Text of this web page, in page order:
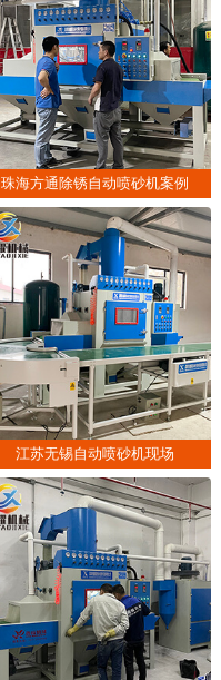
珠海方通除锈自动喷砂机案例
江苏无锡自动喷砂机现场